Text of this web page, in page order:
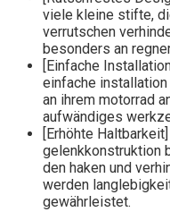
viele kleine stifte,
verrutschen
besonders an
[Einfache
einfache installation
an ihrem motorrad
aufwändiges
[Erhöhte
gelenkkonstruktion
den haken und
werden
gewährleistet.